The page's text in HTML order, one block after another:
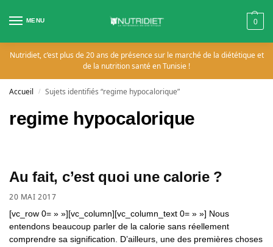
MENU 0
Nutridiet, c’est plus de 20 ans de présence sur le marché de la diététique et
de la nutrition santé en Tunisie !
Accueil / Sujets identifiés “regime hypocalorique”
regime hypocalorique
Au fait, c’est quoi une calorie ?
20 MAI 2017
[vc_row 0= » »][vc_column][vc_column_text 0= » »] Nous
entendons beaucoup parler de la calorie sans réellement
comprendre sa signification. D’ailleurs, une des premières choses